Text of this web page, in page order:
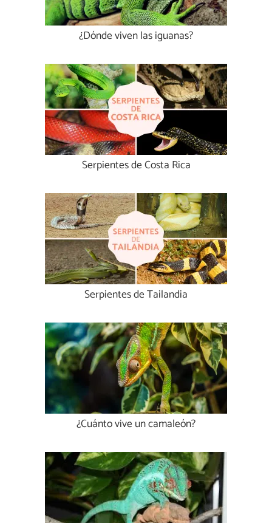
¿Dónde viven las iguanas?
Serpientes de Costa Rica
Serpientes de Tailandia
¿Cuánto vive un camaleón?